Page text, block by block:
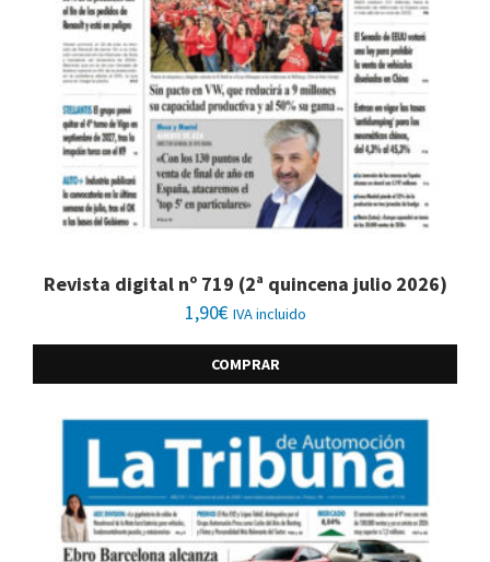
Revista digital nº 719 (2ª quincena julio 2026)
1,90€ IVA incluido
COMPRAR